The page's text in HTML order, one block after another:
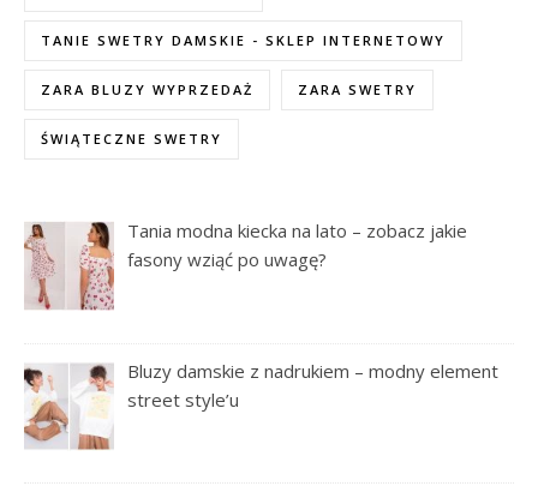
TANIE SWETRY DAMSKIE - SKLEP INTERNETOWY
ZARA BLUZY WYPRZEDAŻ ZARA SWETRY
ŚWIĄTECZNE SWETRY
Tania modna kiecka na lato – zobacz jakie
fasony wziąć po uwagę?
Bluzy damskie z nadrukiem – modny element
street style’u